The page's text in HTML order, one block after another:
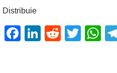
Distribuie
F
Li
R
T
W